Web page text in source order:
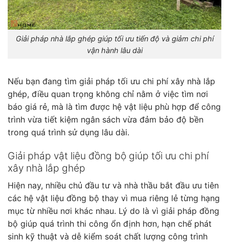
Giải pháp nhà lắp ghép giúp tối ưu tiến độ và giảm chi phí
vận hành lâu dài
Nếu bạn đang tìm giải pháp tối ưu chi phí xây nhà lắp
ghép, điều quan trọng không chỉ nằm ở việc tìm nơi
báo giá rẻ, mà là tìm được hệ vật liệu phù hợp để công
trình vừa tiết kiệm ngân sách vừa đảm bảo độ bền
trong quá trình sử dụng lâu dài.
Giải pháp vật liệu đồng bộ giúp tối ưu chi phí
xây nhà lắp ghép
Hiện nay, nhiều chủ đầu tư và nhà thầu bắt đầu ưu tiên
các hệ vật liệu đồng bộ thay vì mua riêng lẻ từng hạng
mục từ nhiều nơi khác nhau. Lý do là vì giải pháp đồng
bộ giúp quá trình thi công ổn định hơn, hạn chế phát
sinh kỹ thuật và dễ kiểm soát chất lượng công trình